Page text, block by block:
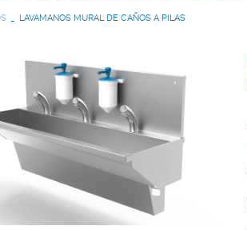
LAVAMANOS MURAL DE CAÑOS A PILAS